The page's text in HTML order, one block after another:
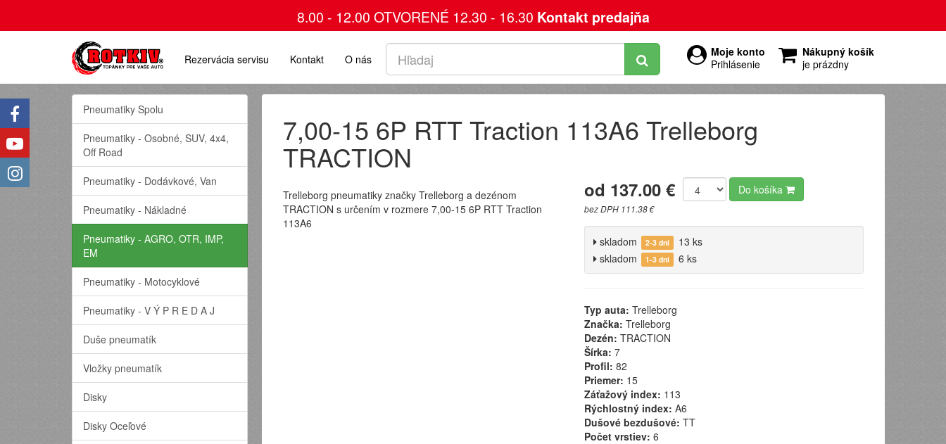
8.00 - 12.00 OTVORENÉ 12.30 - 16.30 Kontakt predajňa
Moje konto
Prihlásenie
Nákupný košík
je prázdny
Rezervácia servisu Kontakt O nás
7,00-15 6P RTT Traction 113A6 Trelleborg
TRACTION
Trelleborg pneumatiky značky Trelleborg a dezénom
TRACTION s určením v rozmere 7,00-15 6P RTT Traction
113A6
od 137.00 €
bez DPH 111.38 €
Do košíka
skladom 2-3 dni
13 ks
skladom
1-3 dni 6 ks
Typ auta: Trelleborg
Značka: Trelleborg
Dezén: TRACTION
Šírka: 7
Profil: 82
Priemer: 15
Záťažový index: 113
Rýchlostný index: A6
Dušové bezdušové: TT
Počet vrstiev: 6
Pneumatiky Spolu
Pneumatiky - Osobné, SUV, 4x4,
Off Road
Pneumatiky - Dodávkové, Van
Pneumatiky - Nákladné
Pneumatiky - AGRO, OTR, IMP,
EM
Pneumatiky - Motocyklové
Pneumatiky - V Ý P R E D A J
Duše pneumatík
Vložky pneumatík
Disky
Disky Oceľové